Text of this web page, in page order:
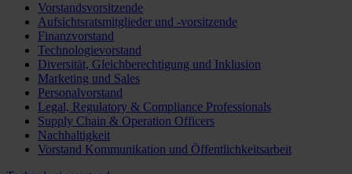
Vorstandsvorsitzende
Aufsichtsratsmitglieder und -vorsitzende
Finanzvorstand
Technologievorstand
Diversität, Gleichberechtigung und Inklusion
Marketing und Sales
Personalvorstand
Legal, Regulatory & Compliance Professionals
Supply Chain & Operation Officers
Nachhaltigkeit
Vorstand Kommunikation und Öffentlichkeitsarbeit